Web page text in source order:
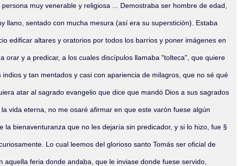
muy venerable y religiosa ... Demostraba ser hombre de edad,
llano, sentado con mucha mesura (así era su superstición). Estaba
edificar altares y oratorios por todos los barrios y poner imágenes en
y a predicar, a los cuales discípulos llamaba "tolteca", que quiere
y tan mentados y casi con apariencia de milagros, que no sé qué
atar al sagrado evangelio que dice que mandó Dios a sus sagrados
vida eterna, no me osaré afirmar en que este varón fuese algún
bienaventuranza que no les dejaría sin predicador, y si lo hizo, fue §
Lo cual leemos del glorioso santo Tomás ser oficial de
feria donde andaba, que le inviase donde fuese servido,